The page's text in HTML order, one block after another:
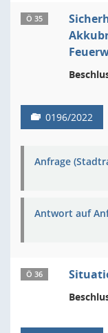
Ö 35
0196/2022
Anfrage
Antwort auf
Ö 36